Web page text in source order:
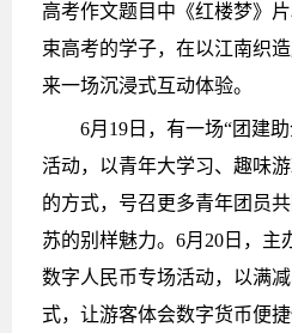
高考作文题目中《红楼梦》
束高考的学子，在以江南织
来一场沉浸式互动体验。
6月19日，有一场“团建
活动，以青年大学习、趣味
的方式，号召更多青年团员
苏的别样魅力。6月20日，主
数字人民币专场活动，以满
式，让游客体会数字货币便